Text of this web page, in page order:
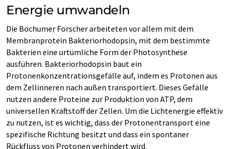
Energie umwandeln
Die Bochumer Forscher arbeiteten vor allem mit dem
Membranprotein Bakteriorhodopsin, mit dem bestimmte
Bakterien eine urtümliche Form der Photosynthese
ausführen. Bakteriorhodopsin baut ein
Protonenkonzentrationsgefälle auf, indem es Protonen aus
dem Zellinneren nach außen transportiert. Dieses Gefälle
nutzen andere Proteine zur Produktion von ATP, dem
universellen Kraftstoff der Zellen. Um die Lichtenergie effektiv
zu nutzen, ist es wichtig, dass der Protonentransport eine
spezifische Richtung besitzt und dass ein spontaner
Rückfluss von Protonen verhindert wird.